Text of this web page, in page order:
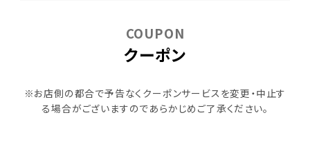
クーポン
COUPON
※お店側の都合で予告なくクーポンサービスを変更・中止す
る場合がございますのであらかじめご了承ください。